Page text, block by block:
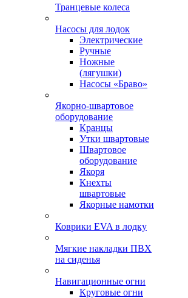
Транцевые колеса
Насосы для лодок
Электрические
Ручные
Ножные
(лягушки)
Насосы «Браво»
Якорно-швартовое
оборудование
Кранцы
Утки швартовые
Швартовое
оборудование
Якоря
Кнехты
швартовые
Якорные намотки
Коврики EVA в лодку
Мягкие накладки ПВХ
на сиденья
Навигационные огни
Круговые огни